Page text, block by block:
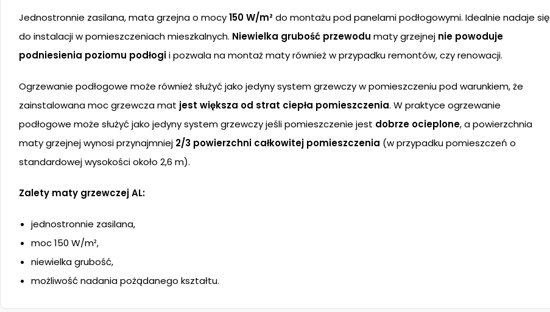
Jednostronnie zasilana, mata grzejna o mocy150 W/m² do montażu pod panelami podłogowymi. Idealnie nadaje się
do instalacji w pomieszczeniach mieszkalnych. Niewielka grubość przewodu maty grzejnej nie powoduje
podniesienia poziomu podłogii pozwala na montaż maty również w przypadku remontów, czy renowacji.
Ogrzewanie podłogowe może również służyć jako jedyny system grzewczy w pomieszczeniu pod warunkiem, że
zainstalowana moc grzewcza mat jest większa od strat ciepła pomieszczenia. W praktyce ogrzewanie
podłogowe może służyć jako jedyny system grzewczy jeśli pomieszczenie jest dobrze ocieplone, a powierzchnia
maty grzejnej wynosi przynajmniej 2/3 powierzchni całkowitej pomieszczenia (w przypadku pomieszczeń o
standardowej wysokości około 2,6 m).
Zalety maty grzewczej AL:
jednostronnie zasilana,
moc 150 W/m²,
niewielka grubość,
możliwość nadania pożądanego kształtu.